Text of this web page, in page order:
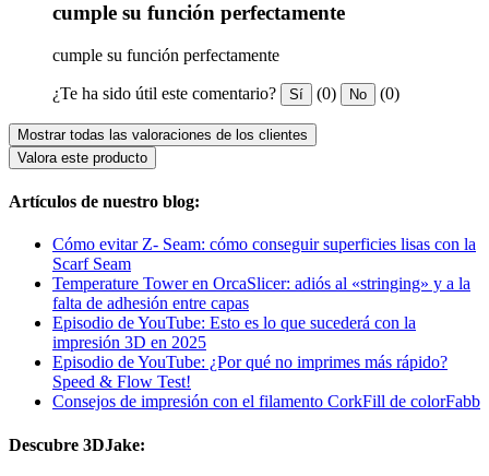
cumple su función perfectamente
cumple su función perfectamente
¿Te ha sido útil este comentario? Sí (0) No (0)
Mostrar todas las valoraciones de los clientes
Valora este producto
Artículos de nuestro blog:
Cómo evitar Z- Seam: cómo conseguir superficies lisas con la
Scarf Seam
Temperature Tower en OrcaSlicer: adiós al «stringing» y a la
falta de adhesión entre capas
Episodio de YouTube: Esto es lo que sucederá con la
impresión 3D en 2025
Episodio de YouTube: ¿Por qué no imprimes más rápido?
Speed & Flow Test!
Consejos de impresión con el filamento CorkFill de colorFabb
Descubre 3DJake: